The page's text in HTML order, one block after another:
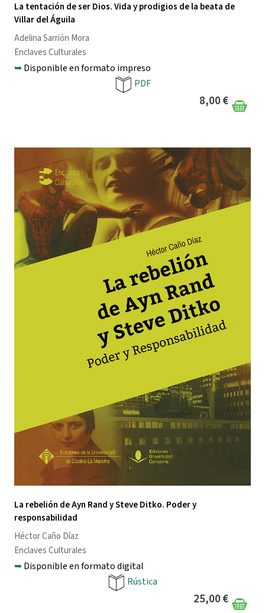
La tentación de ser Dios. Vida y prodigios de la beata de
Villar del Águila
Adelina Sarrión Mora
Enclaves Culturales
➥Disponible en formato impreso
PDF
8,00 €
La rebelión de Ayn Rand y Steve Ditko. Poder y
responsabilidad
Héctor Caño Díaz
Enclaves Culturales
➥Disponible en formato digital
Rústica
25,00 €